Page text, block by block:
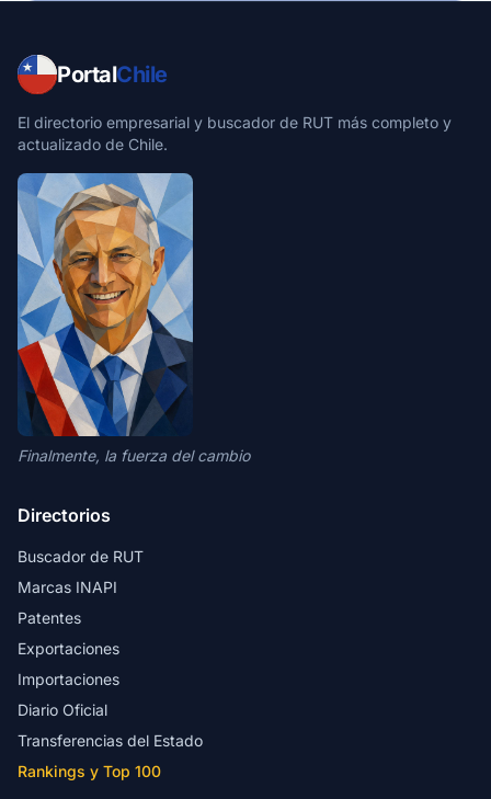
PortalChile
El directorio empresarial y buscador de RUT más completo y
actualizado de Chile.
Finalmente, la fuerza del cambio
Directorios
Buscador de RUT
Marcas INAPI
Patentes
Exportaciones
Importaciones
Diario Oficial
Transferencias del Estado
Rankings y Top 100